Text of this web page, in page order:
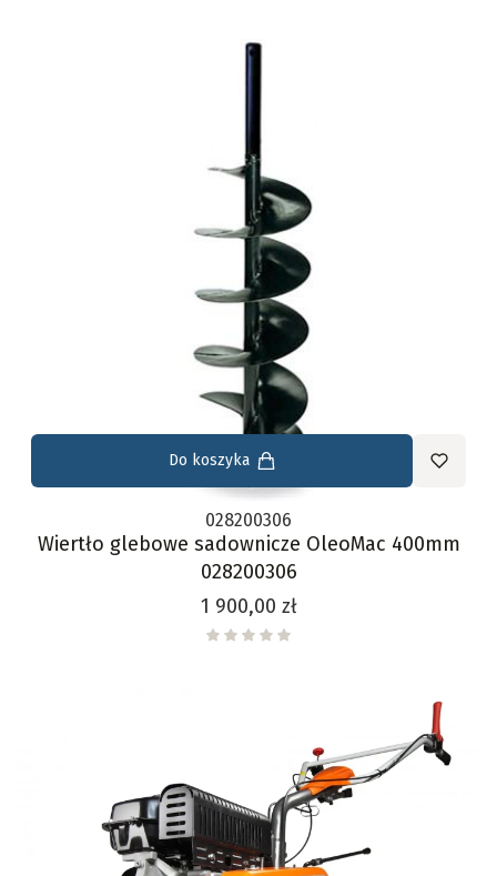
Do koszyka
028200306
Wiertło glebowe sadownicze OleoMac 400mm
028200306
Cena
1 900,00 zł